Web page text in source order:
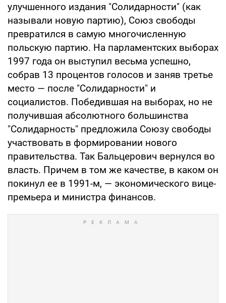
улучшенного издания "Солидарности" (как
называли новую партию), Союз свободы
превратился в самую многочисленную
польскую партию. На парламентских выборах
1997 года он выступил весьма успешно,
собрав 13 процентов голосов и заняв третье
место — после "Солидарности" и
социалистов. Победившая на выборах, но не
получившая абсолютного большинства
"Солидарность" предложила Союзу свободы
участвовать в формировании нового
правительства. Так Бальцерович вернулся во
власть. Причем в том же качестве, в каком он
покинул ее в 1991-м, — экономического вице-
премьера и министра финансов.